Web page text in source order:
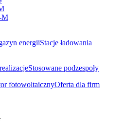
M
energiiStacje ładowania
Stosowane podzespoły
fotowoltaicznyOferta dla firm